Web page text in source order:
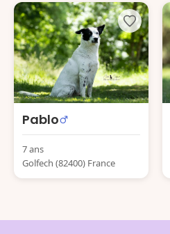
Pablo
7 ans
Golfech (82400) France